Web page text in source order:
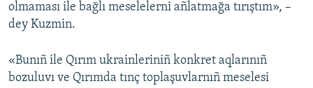
olmaması ile bağlı meselelerni añlatmağa tırıştım», –
dey Kuzmin.
«Bunıñ ile Qırım ukrainleriniñ konkret aqlarınıñ
bozuluvı ve Qırımda tınç toplaşuvlarnıñ meselesi